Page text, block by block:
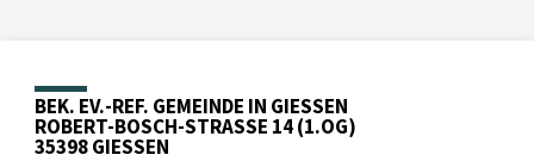
BEK. EV.-REF. GEMEINDE IN GIESSEN
ROBERT-BOSCH-STRASSE 14 (1.OG)
35398 GIESSEN